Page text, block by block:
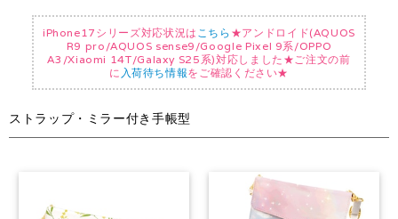
iPhone17シリーズ対応状況は こちら ★アンドロイド(AQUOS
R9 pro/AQUOS sense9/Google Pixel 9系/OPPO
A3/Xiaomi 14T/Galaxy S25系)対応しました★ご注文の前
に 入荷待ち情報をご確認ください★
ストラップ・ミラー付き手帳型